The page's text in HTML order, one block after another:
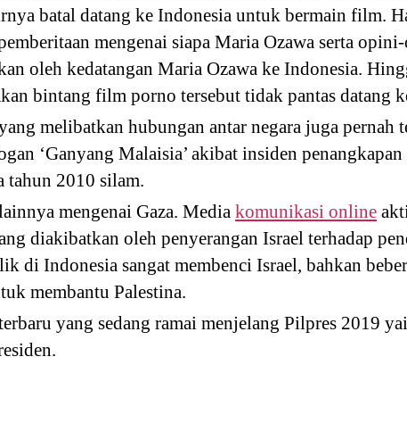
batal datang ke Indonesia untuk bermain film.
mengenai siapa Maria Ozawa serta
oleh kedatangan Maria Ozawa ke Indonesia.
bintang film porno tersebut tidak pantas datang
melibatkan hubungan antar negara juga
‘Ganyang Malaisia’ akibat insiden
tahun 2010 silam.
mengenai Gaza. Media komunikasi online
diakibatkan oleh penyerangan Israel terhadap
di Indonesia sangat membenci Israel, bahkan
membantu Palestina.
yang sedang ramai menjelang Pilpres 2019